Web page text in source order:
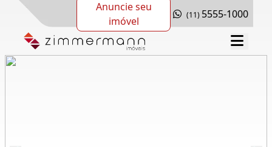
Anuncie seu
imóvel
(11) 5555-1000